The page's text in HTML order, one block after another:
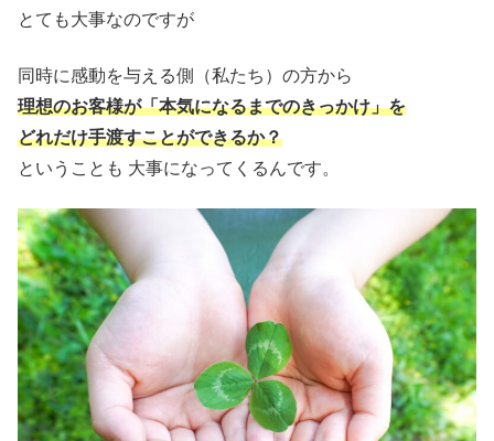
とても大事なのですが
同時に感動を与える側（私たち）の方から
理想のお客様が「本気になるまでのきっかけ」を
どれだけ手渡すことができるか？
ということも 大事になってくるんです。